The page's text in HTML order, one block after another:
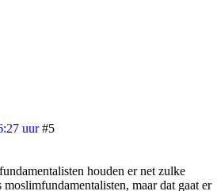
uur #5
houden er net zulke
maar dat gaat er